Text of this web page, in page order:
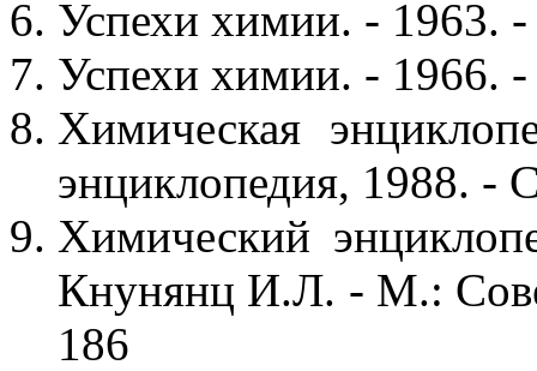
Успехи химии. - 1963.
Успехи химии. - 1966.
Химическая
энциклопедия, 1988. -
Химический
Кнунянц И.Л. - М.:
186